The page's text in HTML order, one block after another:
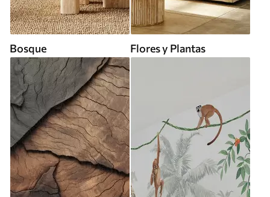
Bosque Flores y Plantas